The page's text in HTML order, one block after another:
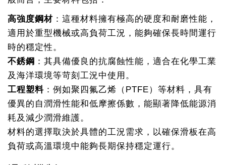
高強度鋼材 ：這種材料擁有極高的硬度和耐磨性能，
適用於重型機械或高負荷工況，能夠確保長時間運行
時的穩定性。
不銹鋼 ：其具備優良的抗腐蝕性能，適合在化學工業
及海洋環境等苛刻工況中使用。
工程塑料 ：例如聚四氟乙烯（PTFE）等材料，具有
優異的自潤滑性能和低摩擦係數，能顯著降低能源消
耗及減少潤滑維護。
材料的選擇取決於具體的工況需求，以確保滑板在高
負荷或高溫環境中能夠長期保持穩定運行。